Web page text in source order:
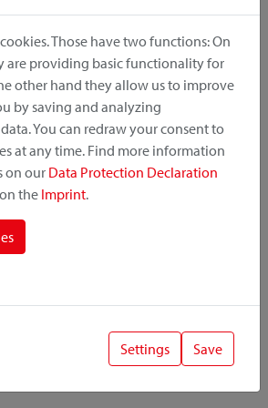
et le système de fixation.
Those have two functions: On
are providing basic functionality for
other hand they allow us to improve
by saving and analyzing
You can redraw your consent to
at any time. Find more information
on our Data Protection Declaration
the Imprint.
Settings Save